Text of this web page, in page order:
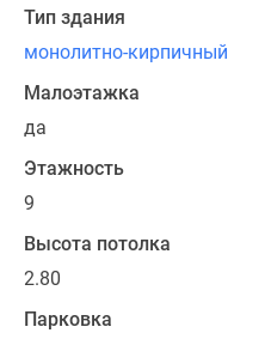
покупателя.
все
лоты
сдаются
дизайна
интерьеров:
в
и
Тип здания
монолитно-кирпичный
Малоэтажка
да
Этажность
9
Высота потолка
2.80
Парковка